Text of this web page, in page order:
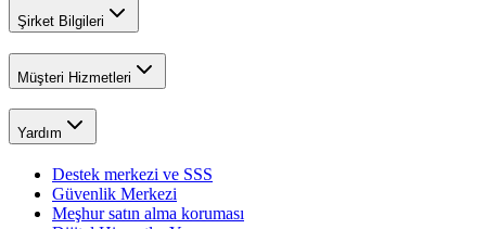
Şirket Bilgileri
Müşteri Hizmetleri
Yardım
Destek merkezi ve SSS
Güvenlik Merkezi
Meşhur satın alma koruması